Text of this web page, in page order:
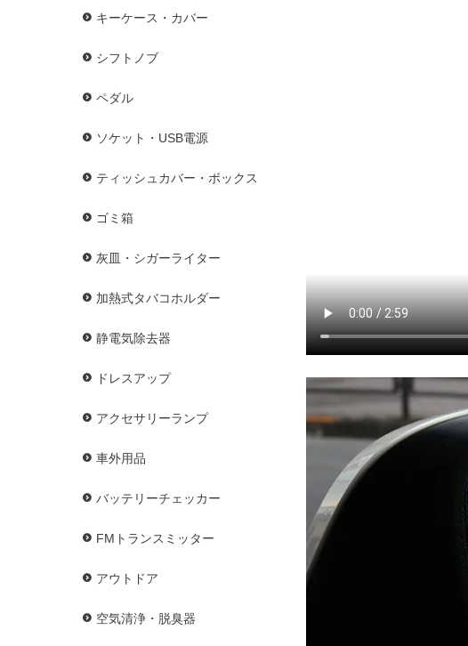
キーケース・カバー
シフトノブ
ペダル
ソケット・USB電源
ティッシュカバー・ボックス
ゴミ箱
灰皿・シガーライター
加熱式タバコホルダー
静電気除去器
ドレスアップ
アクセサリーランプ
車外用品
バッテリーチェッカー
FMトランスミッター
アウトドア
空気清浄・脱臭器